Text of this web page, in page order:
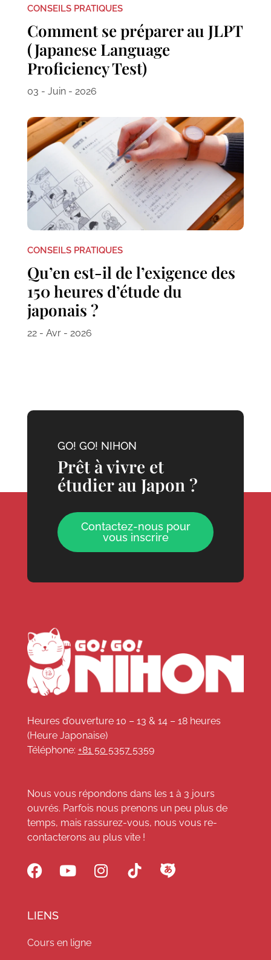
CONSEILS PRATIQUES
Comment se préparer au JLPT
(Japanese Language
Proficiency Test)
03 - Juin - 2026
CONSEILS PRATIQUES
Qu’en est-il de l’exigence des
150 heures d’étude du
japonais ?
22 - Avr - 2026
GO! GO! NIHON
Prêt à vivre et
étudier au Japon ?
Contactez-nous pour
vous inscrire
Heures d’ouverture 10 – 13 & 14 – 18 heures
(Heure Japonaise)
Téléphone: +81 50 5357 5359
Nous vous répondons dans les 1 à 3 jours
ouvrés. Parfois nous prenons un peu plus de
temps, mais rassurez-vous, nous vous re-
contacterons au plus vite !
LIENS
Cours en ligne